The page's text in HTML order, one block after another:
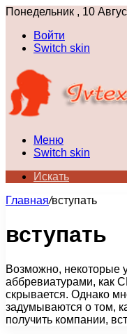
Понедельник , 10
Войти
Switch skin
Меню
Switch skin
Искать
Главная/вступать
вступать
Возможно, некоторые
аббревиатурами, как
скрывается. Однако
задумываются о том,
получить компании,